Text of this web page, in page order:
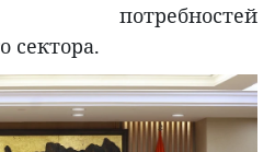
потребностей
сектора.